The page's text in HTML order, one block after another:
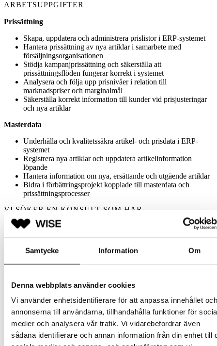
Samtycke Information Om
Denna webbplats använder cookies
Vi använder enhetsidentifierare för att anpassa innehållet och
annonserna till användarna, tillhandahålla funktioner för
medier och analysera vår trafik. Vi vidarebefordrar även
sådana identifierare och annan information från din enhet till
ARBETSUPPGIFTER
Prissättning
Skapa, uppdatera och administrera prislistor i ERP-systemet
Hantera prissättning av nya artiklar i samarbete med
försäljningsorganisationen
Stödja kampanjprissättning och säkerställa att
prissättningsflöden fungerar korrekt i systemet
Analysera och följa upp prisnivåer i relation till
marknadspriser och marginalmål
Säkerställa korrekt information till kunder vid prisjusteringar
och nya artiklar
Masterdata
Underhålla och kvalitetssäkra artikel- och prisdata i ERP-
systemet
Registrera nya artiklar och uppdatera artikelinformation
löpande
Hantera information om nya, ersättande och utgående artiklar
Bidra i förbättringsprojekt kopplade till masterdata och
prissättningsprocesser
VI SÖKER EN KONSULT SOM HAR
Dokumenterad erfarenhet av
Microsoft Dynamics 365
God förståelse för prissättnings- och
processförbättringar
Omfattning: 50%
Vänligen ansök snarast med:
– Ditt uppdaterade CV